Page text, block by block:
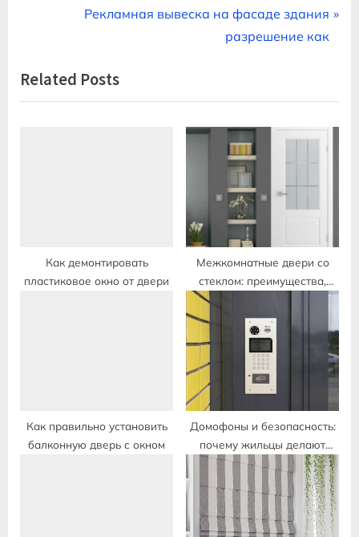
o
u
N
t
P
Рекламная вывеска на фасаде здания
разрешение как
Related Posts
Как демонтировать
пластиковое окно от двери
Межкомнатные двери со
стеклом: преимущества,
безопасность и уход
Как правильно установить
балконную дверь с окном
Домофоны и безопасность:
почему жильцы делают
выбор в пользу обновления